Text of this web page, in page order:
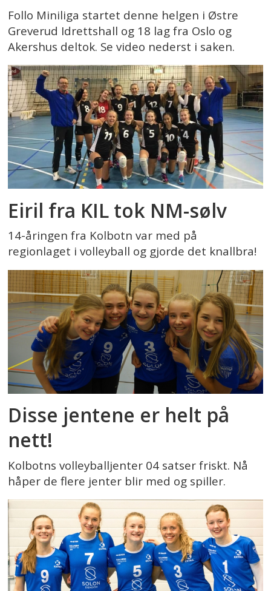
Follo Miniliga startet denne helgen i Østre
Greverud Idrettshall og 18 lag fra Oslo og
Akershus deltok. Se video nederst i saken.
Eiril fra KIL tok NM-sølv
14-åringen fra Kolbotn var med på
regionlaget i volleyball og gjorde det knallbra!
Disse jentene er helt på
nett!
Kolbotns volleyballjenter 04 satser friskt. Nå
håper de flere jenter blir med og spiller.